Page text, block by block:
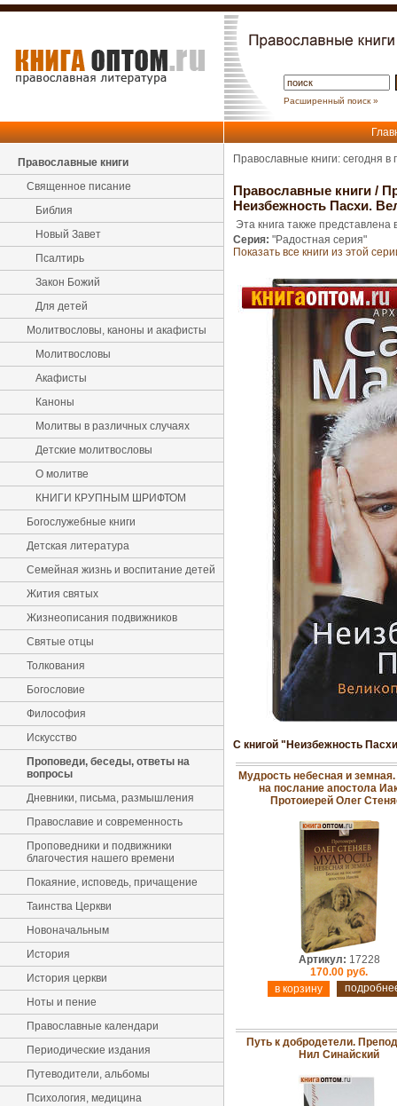
Расширенный поиск »
Православные книги
Священное писание
Библия
Новый Завет
Псалтирь
Закон Божий
Для детей
Молитвословы, каноны и акафисты
Молитвословы
Акафисты
Каноны
Молитвы в различных случаях
Детские молитвословы
О молитве
КНИГИ КРУПНЫМ ШРИФТОМ
Богослужебные книги
Детская литература
Семейная жизнь и воспитание детей
Жития святых
Жизнеописания подвижников
Святые отцы
Толкования
Богословие
Философия
Искусство
Проповеди, беседы, ответы на
вопросы
Дневники, письма, размышления
Православие и современность
Проповедники и подвижники
благочестия нашего времени
Покаяние, исповедь, причащение
Таинства Церкви
Новоначальным
История
История церкви
Ноты и пение
Православные календари
Периодические издания
Путеводители, альбомы
Психология, медицина
Православные книги: сегодня
Православные книги /
Неизбежность Пасхи.
Эта книга также представлена
Серия: "Радостная серия"
Показать все книги из этой
С книгой "Неизбежность
Мудрость небесная и
на послание апостола
Протоиерей Олег
Артикул: 17228
170.00 руб.
Путь к добродетели.
Нил Синайский